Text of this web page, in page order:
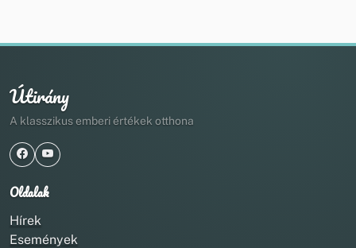
Útirány
A klasszikus emberi értékek otthona
Oldalak
Hírek
Események